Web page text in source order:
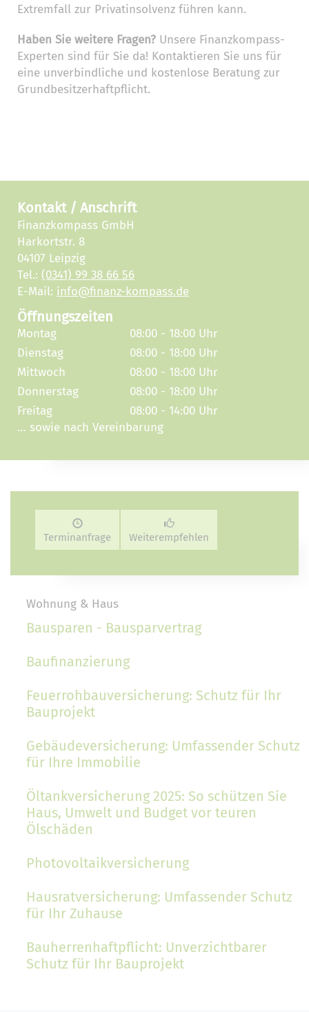
Extremfall zur Privatinsolvenz führen kann.
Haben Sie weitere Fragen? Unsere Finanzkompass-
Experten sind für Sie da! Kontaktieren Sie uns für
eine unverbindliche und kostenlose Beratung zur
Grundbesitzerhaftpflicht.
Kontakt / Anschrift
Finanzkompass GmbH
Harkortstr. 8
04107 Leipzig
Tel.: (0341) 99 38 66 56
E-Mail: info@finanz-kompass.de
Öffnungszeiten
Montag
08:00 - 18:00 Uhr
Dienstag
08:00 - 18:00 Uhr
Mittwoch
08:00 - 18:00 Uhr
Donnerstag
08:00 - 18:00 Uhr
Freitag
08:00 - 14:00 Uhr
… sowie nach Vereinbarung
Terminanfrage Weiterempfehlen
Wohnung & Haus
Bausparen - Bausparvertrag
Baufinanzierung
Feuerrohbauversicherung: Schutz für Ihr
Bauprojekt
Gebäudeversicherung: Umfassender Schutz
für Ihre Immobilie
Öltankversicherung 2025: So schützen Sie
Haus, Umwelt und Budget vor teuren
Ölschäden
Photovoltaikversicherung
Hausratversicherung: Umfassender Schutz
für Ihr Zuhause
Bauherrenhaftpflicht: Unverzichtbarer
Schutz für Ihr Bauprojekt